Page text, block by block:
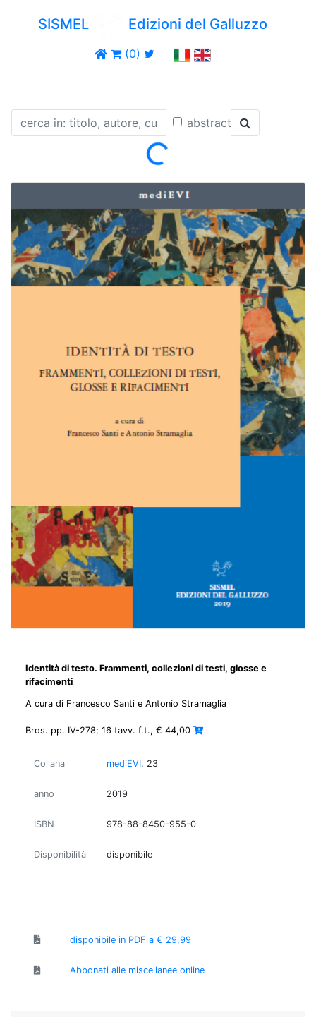
SISMEL Edizioni del Galluzzo
(0)
abstract
Loading...
Identità di testo. Frammenti, collezioni di testi, glosse e
rifacimenti
A cura di Francesco Santi e Antonio Stramaglia
Bros. pp. IV-278; 16 tavv. f.t., € 44,00
Collana mediEVI, 23
anno 2019
ISBN 978-88-8450-955-0
Disponibilità disponibile
disponibile in PDF a € 29,99
Abbonati alle miscellanee online